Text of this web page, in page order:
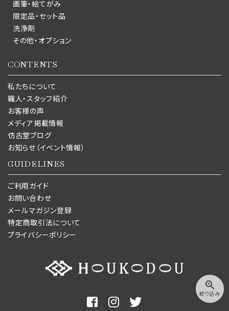
zoom_in
絞り込み
画筆・絵てがみ
限定品・セット品
洗浄剤
その他・オプション
CONTENTS
私たちについて
職人・スタッフ紹介
お客様の声
メディア掲載情報
仿古堂ブログ
お知らせ（イベント情報）
GUIDELINES
ご利用ガイド
お問い合わせ
メールマガジン登録
特定商取引法について
プライバシーポリシー